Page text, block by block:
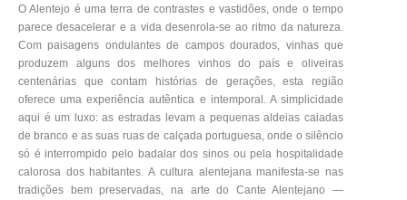
O Alentejo é uma terra de contrastes e vastidões, onde o tempo
parece desacelerar e a vida desenrola-se ao ritmo da natureza.
Com paisagens ondulantes de campos dourados, vinhas que
produzem alguns dos melhores vinhos do país e oliveiras
centenárias que contam histórias de gerações, esta região
oferece uma experiência autêntica e intemporal. A simplicidade
aqui é um luxo: as estradas levam a pequenas aldeias caiadas
de branco e as suas ruas de calçada portuguesa, onde o silêncio
só é interrompido pelo badalar dos sinos ou pela hospitalidade
calorosa dos habitantes. A cultura alentejana manifesta-se nas
tradições bem preservadas, na arte do Cante Alentejano —